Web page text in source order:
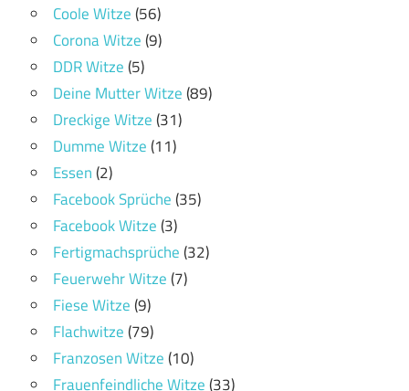
Coole Witze(56)
Corona Witze(9)
DDR Witze(5)
Deine Mutter Witze(89)
Dreckige Witze(31)
Dumme Witze(11)
Essen(2)
Facebook Sprüche(35)
Facebook Witze(3)
Fertigmachsprüche(32)
Feuerwehr Witze(7)
Fiese Witze(9)
Flachwitze(79)
Franzosen Witze(10)
Frauenfeindliche Witze(33)